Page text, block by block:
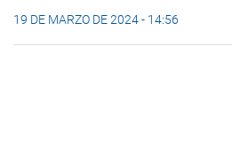
19 DE MARZO DE 2024 - 14:56